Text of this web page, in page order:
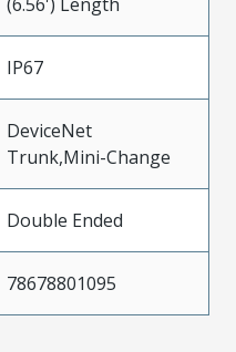
IP67
DeviceNet
Trunk,Mini-Change
Double Ended
78678801095